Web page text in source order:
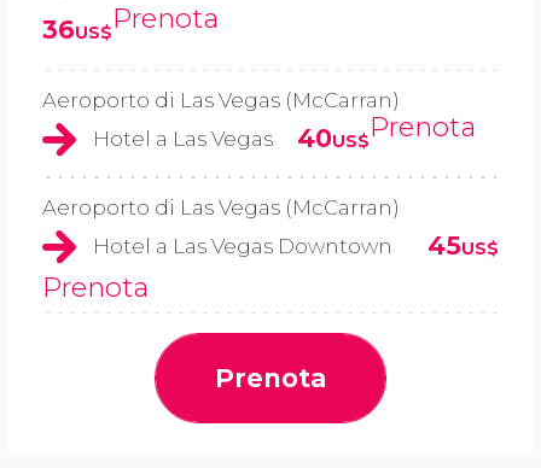
36US$Prenota
Aeroporto di Las Vegas (McCarran)
Hotel a Las Vegas
40US$Prenota
Aeroporto di Las Vegas (McCarran)
Hotel a Las Vegas Downtown
45US$
Prenota
Prenota